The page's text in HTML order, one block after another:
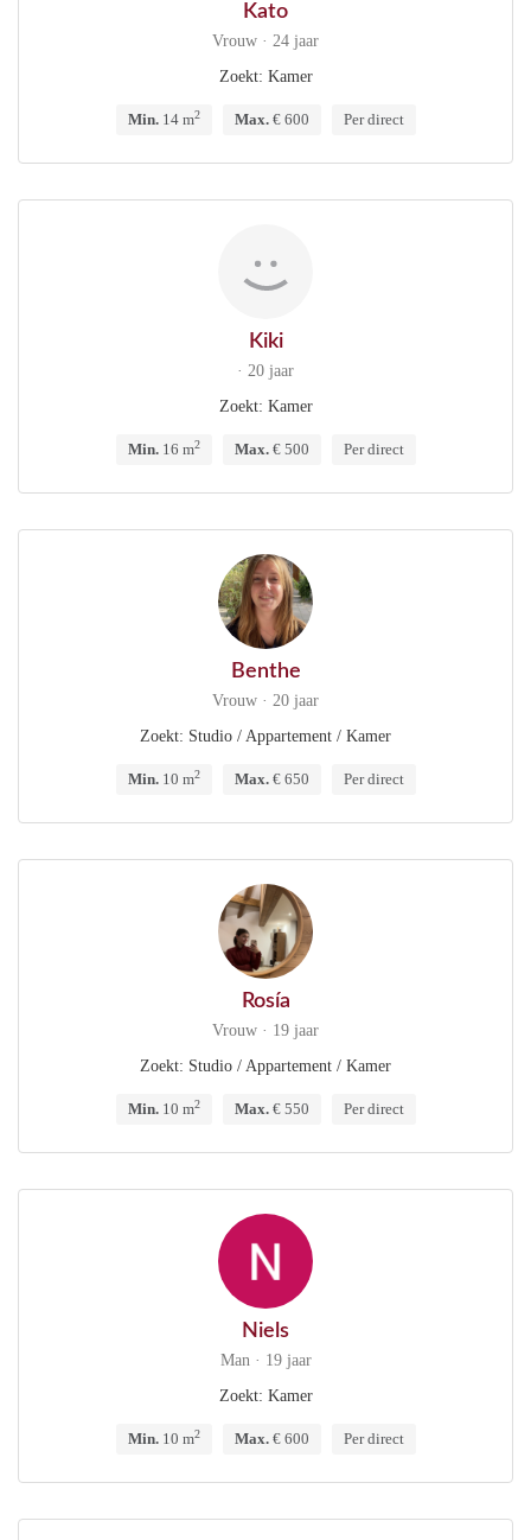
Kato
Vrouw · 24 jaar
Zoekt: Kamer
Min.14 m2 Max.€ 600 Per direct
Kiki
· 20 jaar
Zoekt: Kamer
Min.16 m2 Max.€ 500 Per direct
Benthe
Vrouw · 20 jaar
Zoekt: Studio / Appartement / Kamer
Min.10 m2 Max.€ 650 Per direct
Rosía
Vrouw · 19 jaar
Zoekt: Studio / Appartement / Kamer
Min.10 m2 Max.€ 550 Per direct
Niels
Man · 19 jaar
Zoekt: Kamer
Min.10 m2 Max.€ 600 Per direct